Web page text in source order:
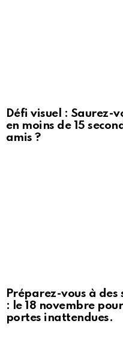
Défi visuel : Saurez-
en moins de 15
amis ?
Préparez-vous à
: le 18 novembre
portes inattendues.